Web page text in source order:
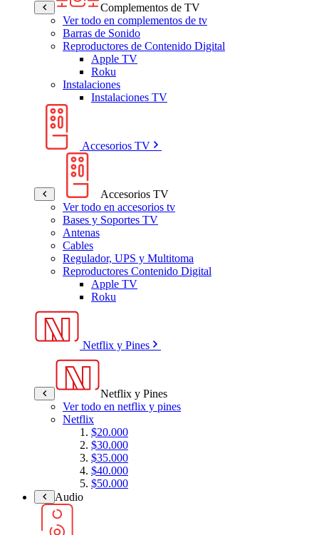
Complementos de TV
Ver todo en complementos de tv
Barras de Sonido
Reproductores de Contenido Digital
Apple TV
Roku
Instalaciones
Instalaciones TV
Accesorios TV
Accesorios TV
Ver todo en accesorios tv
Bases y Soportes TV
Antenas
Cables
Regulador, UPS y Multitoma
Reproductores Contenido Digital
Apple TV
Roku
Netflix y Pines
Netflix y Pines
Ver todo en netflix y pines
Netflix
$20.000
$30.000
$35.000
$40.000
$50.000
Audio